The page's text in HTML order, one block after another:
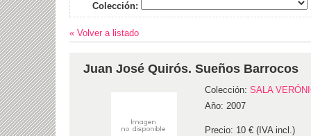
Colección:
« Volver a listado
Juan José Quirós. Sueños Barrocos
Colección: SALA
Año: 2007
Precio: 10 € (IVA incl.)